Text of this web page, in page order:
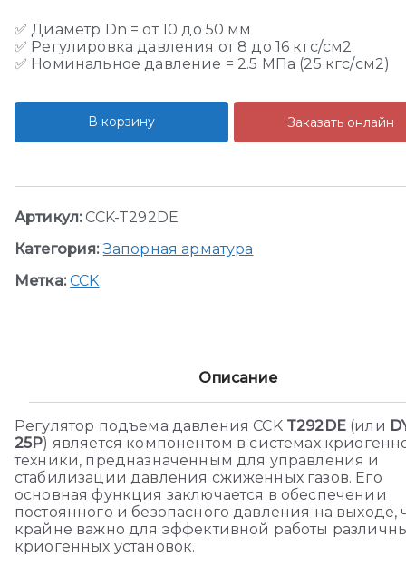
✅ Диаметр Dn = от 10 до 50 мм
✅ Регулировка давления от 8 до 16 кгс/см2
✅ Номинальное давление = 2.5 МПа (25 кгс/см2)
В корзину Заказать онлайн
Артикул: CCK-T292DE
Категория:Запорная арматура
Метка:CCK
Описание
Регулятор подъема давления CCK T292DE(или
25P) является компонентом в системах
техники, предназначенным для управления и
стабилизации давления сжиженных газов. Его
основная функция заключается в обеспечении
постоянного и безопасного давления на выходе,
крайне важно для эффективной работы
криогенных установок.